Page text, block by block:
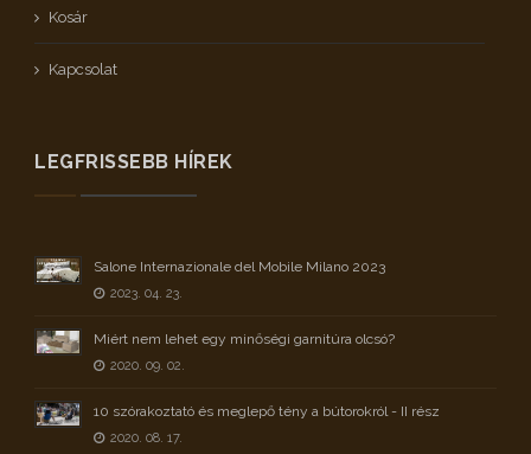
Kosár
Kapcsolat
LEGFRISSEBB HÍREK
Salone Internazionale del Mobile Milano 2023
2023. 04. 23.
Miért nem lehet egy minőségi garnitúra olcsó?
2020. 09. 02.
10 szórakoztató és meglepő tény a bútorokról - II rész
2020. 08. 17.